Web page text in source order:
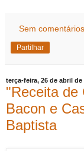
Sem
Partilhar
terça-feira, 26 de abril de
"Receita de
Bacon e
Baptista